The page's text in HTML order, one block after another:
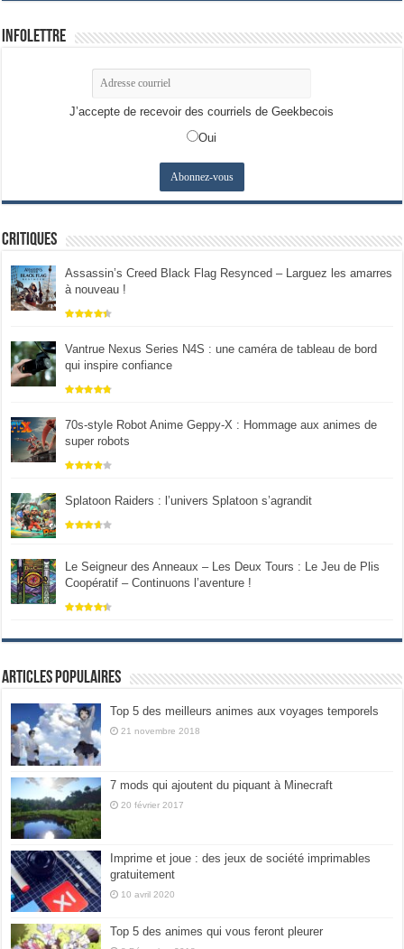
Infolettre
J’accepte de recevoir des courriels de Geekbecois
Oui
Critiques
Assassin’s Creed Black Flag Resynced – Larguez les amarres
à nouveau !
Vantrue Nexus Series N4S : une caméra de tableau de bord
qui inspire confiance
70s-style Robot Anime Geppy-X : Hommage aux animes de
super robots
Splatoon Raiders : l’univers Splatoon s’agrandit
Le Seigneur des Anneaux – Les Deux Tours : Le Jeu de Plis
Coopératif – Continuons l’aventure !
Articles populaires
Top 5 des meilleurs animes aux voyages temporels
21 novembre 2018
7 mods qui ajoutent du piquant à Minecraft
20 février 2017
Imprime et joue : des jeux de société imprimables
gratuitement
10 avril 2020
Top 5 des animes qui vous feront pleurer